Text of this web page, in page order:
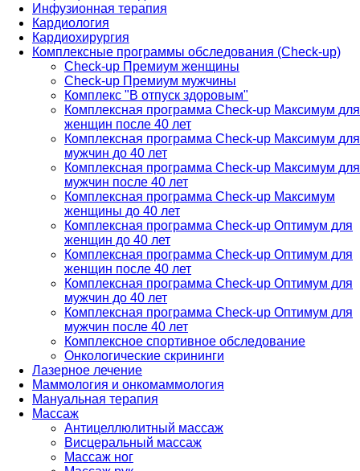
Инфузионная терапия
Кардиология
Кардиохирургия
Комплексные программы обследования (Check-up)
Check-up Премиум женщины
Check-up Премиум мужчины
Комплекс "В отпуск здоровым"
Комплексная программа Check-up Максимум для
женщин после 40 лет
Комплексная программа Check-up Максимум для
мужчин до 40 лет
Комплексная программа Check-up Максимум для
мужчин после 40 лет
Комплексная программа Check-up Максимум
женщины до 40 лет
Комплексная программа Check-up Оптимум для
женщин до 40 лет
Комплексная программа Check-up Оптимум для
женщин после 40 лет
Комплексная программа Check-up Оптимум для
мужчин до 40 лет
Комплексная программа Check-up Оптимум для
мужчин после 40 лет
Комплексное спортивное обследование
Онкологические скрининги
Лазерное лечение
Маммология и онкомаммология
Мануальная терапия
Массаж
Антицеллюлитный массаж
Висцеральный массаж
Массаж ног